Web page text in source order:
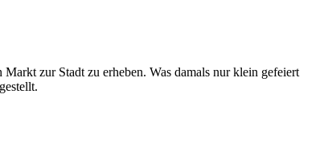
zur Stadt zu erheben. Was damals nur klein gefeiert